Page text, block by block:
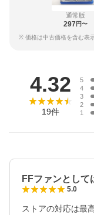
通常版
297円〜
※ 価格は中古価格を含む表示
4.32
19件
5
4
3
2
1
FFファンとして
5.0
ストアの対応は最